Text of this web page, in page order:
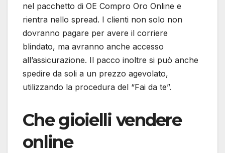
nel pacchetto di OE Compro Oro Online e
rientra nello spread. I clienti non solo non
dovranno pagare per avere il corriere
blindato, ma avranno anche accesso
all’assicurazione. Il pacco inoltre si può anche
spedire da soli a un prezzo agevolato,
utilizzando la procedura del “Fai da te”.
Che gioielli vendere
online